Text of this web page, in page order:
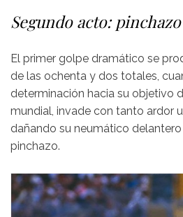
Segundo acto:
El primer golpe dramático se
de las ochenta y dos totales,
determinación hacia su objetivo
mundial, invade con tanto ardor
dañando su neumático
pinchazo.